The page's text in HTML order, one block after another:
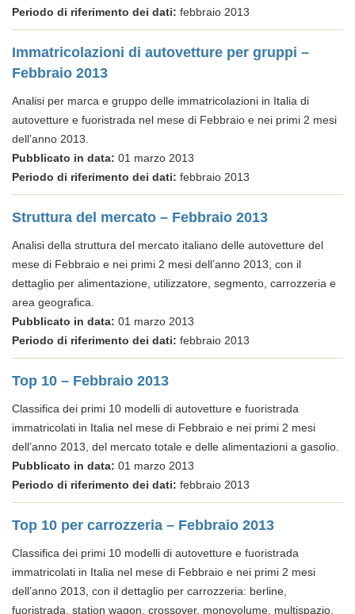
Periodo di riferimento dei dati: febbraio 2013
Immatricolazioni di autovetture per gruppi –
Febbraio 2013
Analisi per marca e gruppo delle immatricolazioni in Italia di
autovetture e fuoristrada nel mese di Febbraio e nei primi 2 mesi
dell’anno 2013.
Pubblicato in data: 01 marzo 2013
Periodo di riferimento dei dati: febbraio 2013
Struttura del mercato – Febbraio 2013
Analisi della struttura del mercato italiano delle autovetture del
mese di Febbraio e nei primi 2 mesi dell’anno 2013, con il
dettaglio per alimentazione, utilizzatore, segmento, carrozzeria e
area geografica.
Pubblicato in data: 01 marzo 2013
Periodo di riferimento dei dati: febbraio 2013
Top 10 – Febbraio 2013
Classifica dei primi 10 modelli di autovetture e fuoristrada
immatricolati in Italia nel mese di Febbraio e nei primi 2 mesi
dell’anno 2013, del mercato totale e delle alimentazioni a gasolio.
Pubblicato in data: 01 marzo 2013
Periodo di riferimento dei dati: febbraio 2013
Top 10 per carrozzeria – Febbraio 2013
Classifica dei primi 10 modelli di autovetture e fuoristrada
immatricolati in Italia nel mese di Febbraio e nei primi 2 mesi
dell’anno 2013, con il dettaglio per carrozzeria: berline,
fuoristrada, station wagon, crossover, monovolume, multispazio,